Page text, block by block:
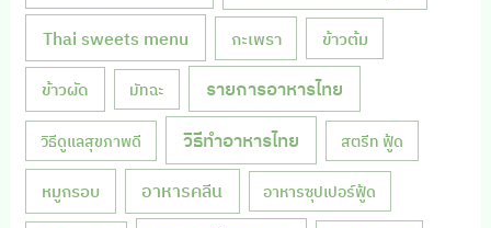
Thai sweets menu กะเพรา ข้าวต้ม
ข้าวผัด มัทฉะ รายการอาหารไทย
วิธีดูแลสุขภาพดี วิธีทำอาหารไทย สตรีท ฟู้ด
หมูกรอบ อาหารคลีน อาหารซุปเปอร์ฟู้ด